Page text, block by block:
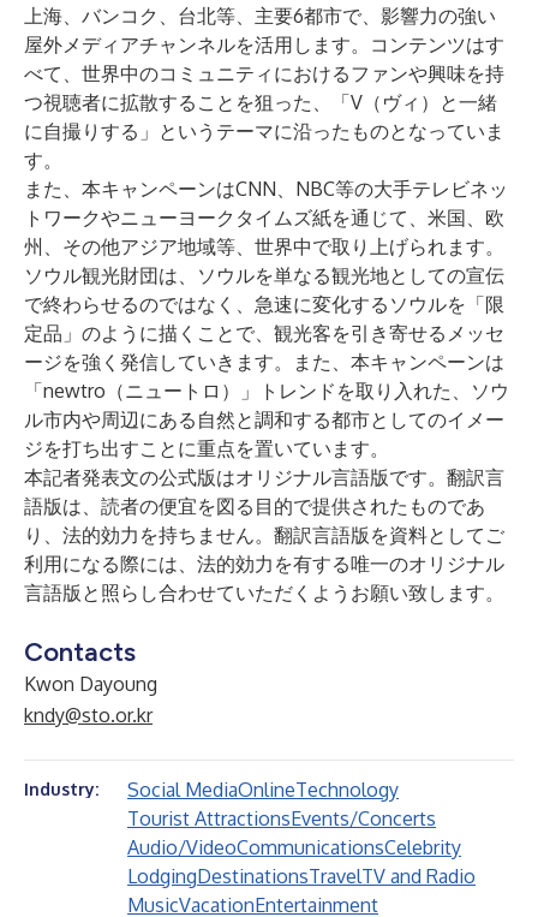
上海、バンコク、台北等、主要6都市で、影響力の強い
屋外メディアチャンネルを活用します。コンテンツはす
べて、世界中のコミュニティにおけるファンや興味を持
つ視聴者に拡散することを狙った、「V（ヴィ）と一緒
に自撮りする」というテーマに沿ったものとなっていま
す。
また、本キャンペーンはCNN、NBC等の大手テレビネッ
トワークやニューヨークタイムズ紙を通じて、米国、欧
州、その他アジア地域等、世界中で取り上げられます。
ソウル観光財団は、ソウルを単なる観光地としての宣伝
で終わらせるのではなく、急速に変化するソウルを「限
定品」のように描くことで、観光客を引き寄せるメッセ
ージを強く発信していきます。また、本キャンペーンは
「newtro（ニュートロ）」トレンドを取り入れた、ソウ
ル市内や周辺にある自然と調和する都市としてのイメー
ジを打ち出すことに重点を置いています。
本記者発表文の公式版はオリジナル言語版です。翻訳言
語版は、読者の便宜を図る目的で提供されたものであ
り、法的効力を持ちません。翻訳言語版を資料としてご
利用になる際には、法的効力を有する唯一のオリジナル
言語版と照らし合わせていただくようお願い致します。
Contacts
Kwon Dayoung
kndy@sto.or.kr
Industry: Social MediaOnlineTechnology
Tourist AttractionsEvents/Concerts
Audio/VideoCommunicationsCelebrity
LodgingDestinationsTravelTV and Radio
MusicVacationEntertainment